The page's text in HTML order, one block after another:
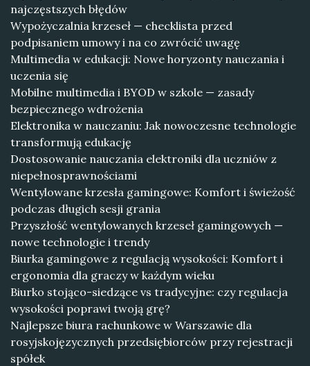
najczęstszych błędów
Wypożyczalnia krzeseł — checklista przed
podpisaniem umowy i na co zwrócić uwagę
Multimedia w edukacji: Nowe horyzonty nauczania i
uczenia się
Mobilne multimedia i BYOD w szkole — zasady
bezpiecznego wdrożenia
Elektronika w nauczaniu: Jak nowoczesne technologie
transformują edukację
Dostosowanie nauczania elektroniki dla uczniów z
niepełnosprawnościami
Wentylowane krzesła gamingowe: Komfort i świeżość
podczas długich sesji grania
Przyszłość wentylowanych krzeseł gamingowych —
nowe technologie i trendy
Biurka gamingowe z regulacją wysokości: Komfort i
ergonomia dla graczy w każdym wieku
Biurko stojąco-siedzące vs tradycyjne: czy regulacja
wysokości poprawi twoją grę?
Najlepsze biura rachunkowe w Warszawie dla
rosyjskojęzycznych przedsiębiorców przy rejestracji
spółek